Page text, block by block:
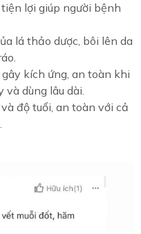
lợi giúp người bệnh
lá thảo dược, bôi lên da
kích ứng, an toàn khi
dùng lâu dài.
độ tuổi, an toàn với cả